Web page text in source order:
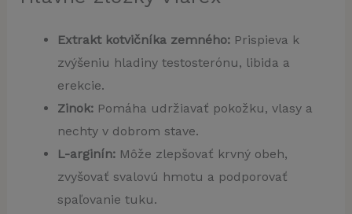
Extrakt kotvičníka zemného:Prispieva k
zvýšeniu hladiny testosterónu, libida a
erekcie.
Zinok:Pomáha udržiavať pokožku, vlasy a
nechty v dobrom stave.
L-arginín:Môže zlepšovať krvný obeh,
zvyšovať svalovú hmotu a podporovať
spaľovanie tuku.